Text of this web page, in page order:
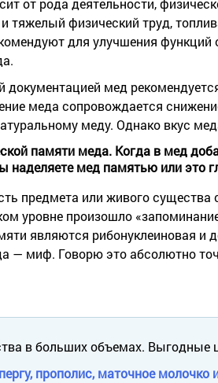
от рода деятельности,
тяжелый физический труд,
для улучшения
документацией мед
меда сопровождается
меду. Однако вкус
памяти меда. Когда в мед
наделяете мед памятью или это
предмета или живого
уровне произошло
являются рибонуклеиновая и
— миф. Говорю это абсолютно
в больших объемах. Выгодные
прополис, маточное молочко